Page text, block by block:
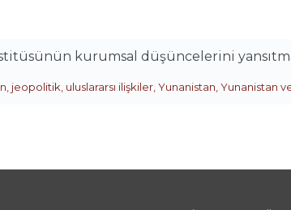
kurumsal düşüncelerini
, jeopolitik, uluslararsı ilişkiler,Yunanistan,Yunanistan